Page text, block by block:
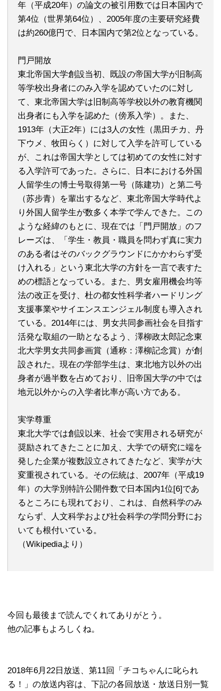
年（平成20年）の論文の被引用数では日本国内で
第4位（世界第64位）、2005年度の主要研究経費
は約260億円で、日本国内で第2位となっている。
門戸開放
東北帝国大学創設当初、既設の帝国大学が旧制高
等学校出身者にのみ入学を認めていたのに対し
て、東北帝国大学は旧制高等学校以外の教育機関
出身者にも入学を認めた（傍系入学）。また、
1913年（大正2年）には3人の女性（黒田チカ、丹
下ウメ、牧田らく）に対して入学を許可している
が、これは帝国大学としては初めての女性に対す
る入学許可であった。さらに、日本における外国
人留学生の博士号取得第一号（陈建功）と第二号
（苏步青）を輩出するなど、東北帝国大学時代よ
り外国人留学生が数多く本学で学んできた。この
ような経緯のもとに、現在では「門戸開放」のフ
レーズは、「学生・教員・職員を問わず真に実力
のある者はそのバックグラウンドにかかわらず受
け入れる」という東北大学の方針を一言で表すた
めの標語となっている。また、男女雇用機会均等
法の改正を受け、杜の都女性科学者ハードリング
支援事業やサイエンスエンジェル制度も導入され
ている。2014年には、男女共同参画社会を目指す
活発な取組の一助となるよう、澤柳政太郎記念東
北大学男女共同参画賞（通称：澤柳記念賞）が創
設された。現在の学部学生は、東北地方以外の出
身者が過半数を占めており、旧帝国大学の中では
地元以外からの入学者比率が高い方である。
実学尊重
東北大学では創設以来、社会で実用される研究が
奨励されてきたことに加え、大学での研究に端を
発した企業が複数設立されてきたなど、実学が大
変重視されている。その伝統は、2007年（平成19
年）の大学別特許公開件数で日本国内1位[6]であ
るところにも現れており、これは、自然科学のみ
ならず、人文科学および社会科学の学問分野にお
いても根付いている。
（Wikipediaより）
今回も最後まで読んでくれてありがとう。
他の記事もよろしくね。
2018年6月22日放送、第11回「チコちゃんに叱られ
る！」の放送内容は、下記の各回放送・放送日別一覧